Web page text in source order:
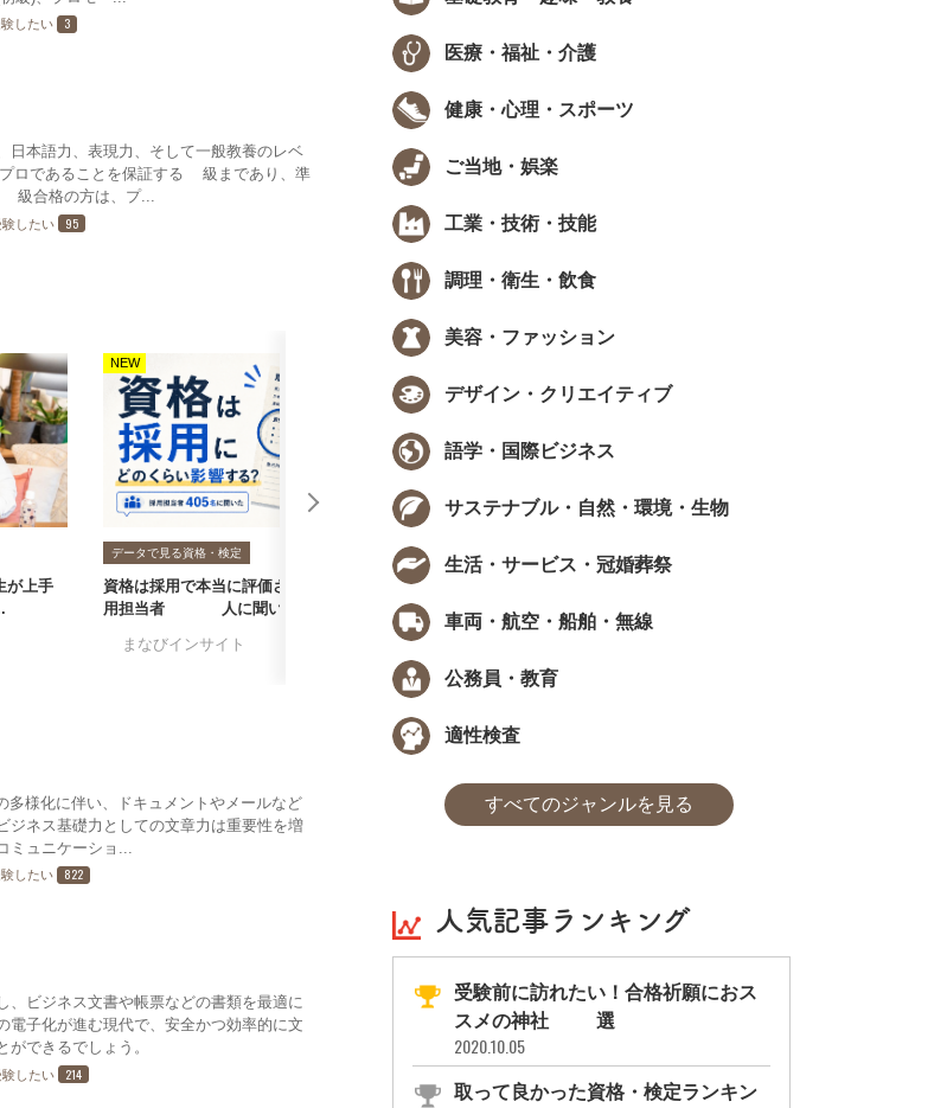
したい 3
日本語力、表現力、そして一般教養のレベ
ロであることを保証する1級まであり、準
級合格の方は、プ...
験したい 95
が上手
NEW
データで見る資格・検定
資格は採用で本当に評価される？採
用担当者405人に聞いた...
#まなびインサイト
#採用担当者に聞いた
データで見る資格・検定
転職で資格は武器になる？採用担当
者405人に聞いた、資格...
#まなびインサイト
様化に伴い、ドキュメントやメールなど
ジネス基礎力としての文章力は重要性を増
ミュニケーショ...
したい 822
、ビジネス文書や帳票などの書類を最適に
電子化が進む現代で、安全かつ効率的に文
できるでしょう。
験したい 214
医療・福祉・介護
健康・心理・スポーツ
ご当地・娯楽
工業・技術・技能
調理・衛生・飲食
美容・ファッション
デザイン・クリエイティブ
語学・国際ビジネス
サステナブル・自然・環境・生物
生活・サービス・冠婚葬祭
車両・航空・船舶・無線
公務員・教育
適性検査
すべてのジャンルを見る
人気記事ランキング
受験前に訪れたい！合格祈願におス
スメの神社11選
2020.10.05
取って良かった資格・検定ランキン